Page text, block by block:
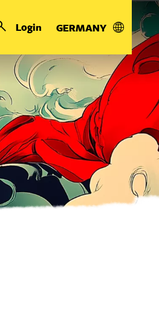
Login GERMANY